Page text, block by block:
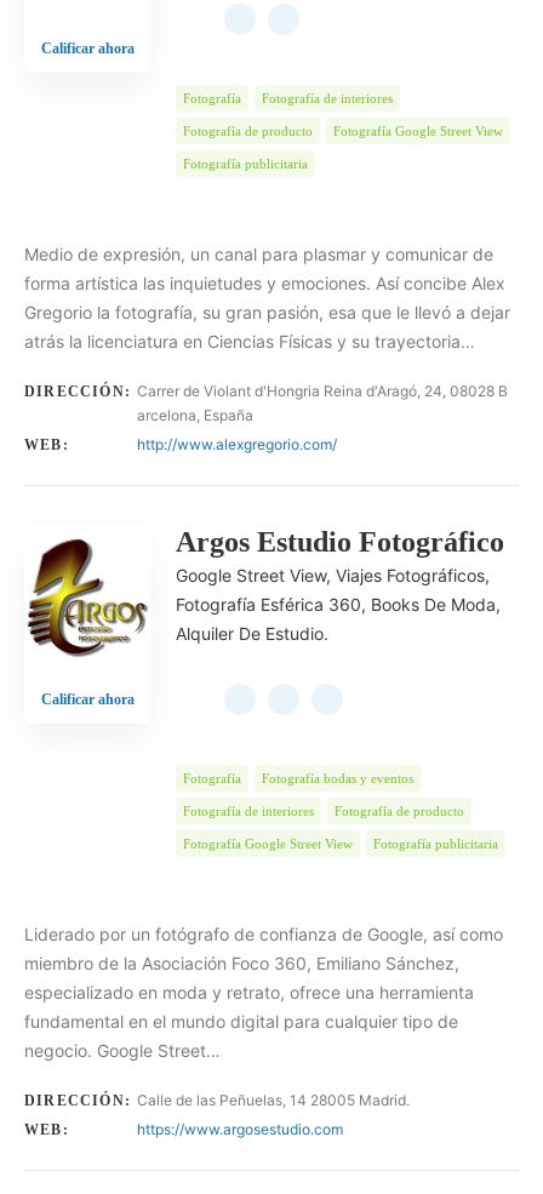
Calificar ahora
Fotografía Fotografía de interiores
Fotografía de producto Fotografía Google Street View
Fotografía publicitaria
Medio de expresión, un canal para plasmar y comunicar de
forma artística las inquietudes y emociones. Así concibe Alex
Gregorio la fotografía, su gran pasión, esa que le llevó a dejar
atrás la licenciatura en Ciencias Físicas y su trayectoria…
DIRECCIÓN: Carrer de Violant d'Hongria Reina d'Aragó, 24, 08028 B
arcelona, España
WEB: http://www.alexgregorio.com/
Calificar ahora
Argos Estudio Fotográfico
Google Street View, Viajes Fotográficos,
Fotografía Esférica 360, Books De Moda,
Alquiler De Estudio.
Fotografía Fotografía bodas y eventos
Fotografía de interiores Fotografía de producto
Fotografía Google Street View Fotografía publicitaria
Liderado por un fotógrafo de confianza de Google, así como
miembro de la Asociación Foco 360, Emiliano Sánchez,
especializado en moda y retrato, ofrece una herramienta
fundamental en el mundo digital para cualquier tipo de
negocio. Google Street…
DIRECCIÓN: Calle de las Peñuelas, 14 28005 Madrid.
WEB: https://www.argosestudio.com